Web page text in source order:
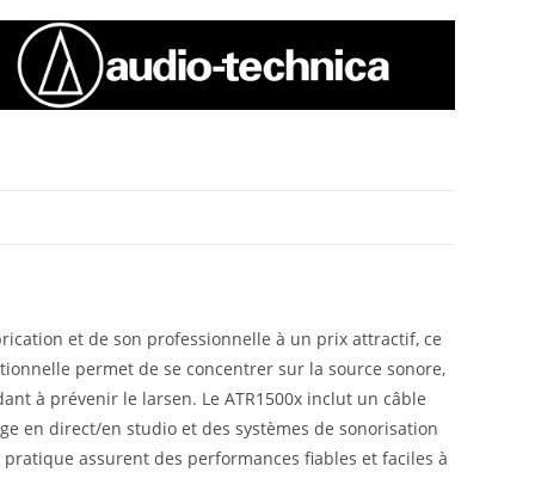
et de son professionnelle à un prix attractif, ce
permet de se concentrer sur la source sonore,
à prévenir le larsen. Le ATR1500x inclut un câble
en direct/en studio et des systèmes de sonorisation
assurent des performances fiables et faciles à